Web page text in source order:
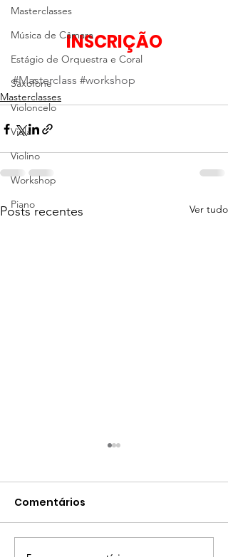
Masterclasses
Música de Câmara
Estágio de Orquestra e Coral
Saxofone
Violoncelo
Viola
Violino
Workshop
Piano
INSCRIÇÃO
#Masterclass #workshop
Masterclasses
Posts recentes Ver tudo
Comentários